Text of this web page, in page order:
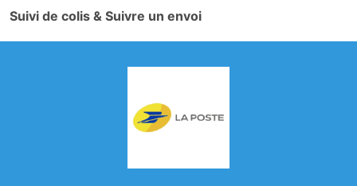
Suivi de colis & Suivre un envoi